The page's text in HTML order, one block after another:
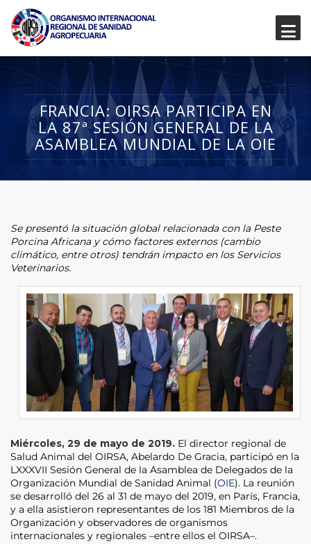
FRANCIA: OIRSA PARTICIPA EN
LA 87ª SESIÓN GENERAL DE LA
ASAMBLEA MUNDIAL DE LA OIE
Se presentó la situación global relacionada con la Peste
Porcina Africana y cómo factores externos (cambio
climático, entre otros) tendrán impacto en los Servicios
Veterinarios.
Miércoles, 29 de mayo de 2019. El director regional de
Salud Animal del OIRSA, Abelardo De Gracia, participó en la
LXXXVII Sesión General de la Asamblea de Delegados de la
Organización Mundial de Sanidad Animal (OIE). La reunión
se desarrolló del 26 al 31 de mayo del 2019, en París, Francia,
y a ella asistieron representantes de los 181 Miembros de la
Organización y observadores de organismos
internacionales y regionales –entre ellos el OIRSA–.